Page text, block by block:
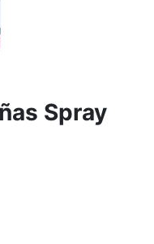
Spray